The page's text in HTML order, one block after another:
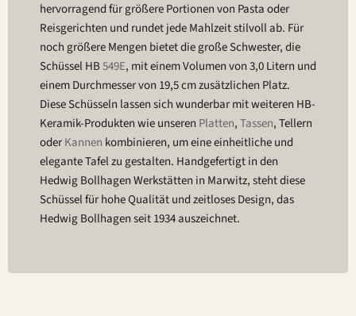
hervorragend für größere Portionen von Pasta oder
Reisgerichten und rundet jede Mahlzeit stilvoll ab. Für
noch größere Mengen bietet die große Schwester, die
Schüssel HB549E, mit einem Volumen von 3,0 Litern und
einem Durchmesser von 19,5 cm zusätzlichen Platz.
Diese Schüsseln lassen sich wunderbar mit weiteren HB-
Keramik-Produkten wie unseren Platten,Tassen, Tellern
oderKannen kombinieren, um eine einheitliche und
elegante Tafel zu gestalten. Handgefertigt in den
Hedwig Bollhagen Werkstätten in Marwitz, steht diese
Schüssel für hohe Qualität und zeitloses Design, das
Hedwig Bollhagen seit 1934 auszeichnet.